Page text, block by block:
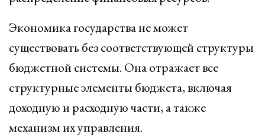
Экономика государства не может
существовать без соответствующей структуры
бюджетной системы. Она отражает все
структурные элементы бюджета, включая
доходную и расходную части, а также
механизм их управления.